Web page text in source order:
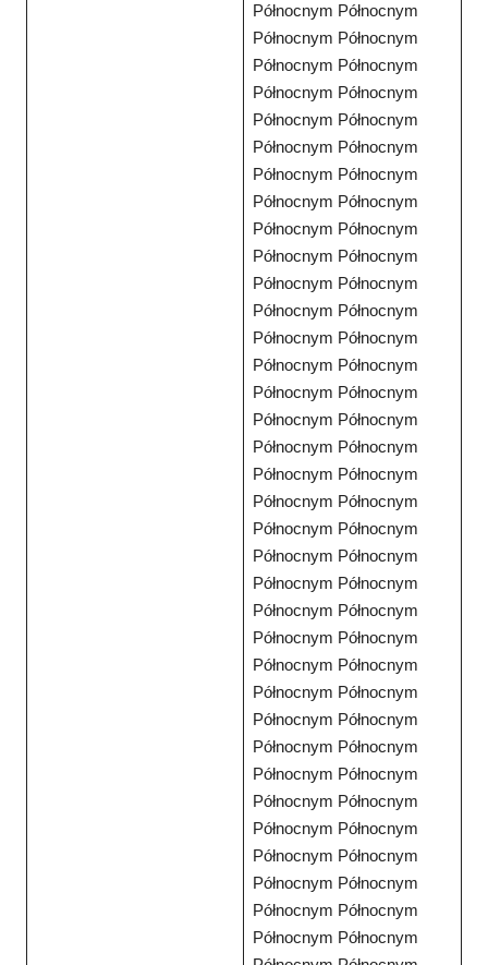
Północnym Północnym
Północnym Północnym
Północnym Północnym
Północnym Północnym
Północnym Północnym
Północnym Północnym
Północnym Północnym
Północnym Północnym
Północnym Północnym
Północnym Północnym
Północnym Północnym
Północnym Północnym
Północnym Północnym
Północnym Północnym
Północnym Północnym
Północnym Północnym
Północnym Północnym
Północnym Północnym
Północnym Północnym
Północnym Północnym
Północnym Północnym
Północnym Północnym
Północnym Północnym
Północnym Północnym
Północnym Północnym
Północnym Północnym
Północnym Północnym
Północnym Północnym
Północnym Północnym
Północnym Północnym
Północnym Północnym
Północnym Północnym
Północnym Północnym
Północnym Północnym
Północnym Północnym